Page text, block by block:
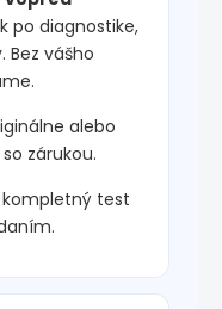
po diagnostike,
Bez vášho
alebo
zárukou.
kompletný test